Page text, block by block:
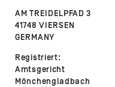
AM TREIDELPFAD 3
41748 VIERSEN
GERMANY
Registriert:
Amtsgericht
Mönchengladbach